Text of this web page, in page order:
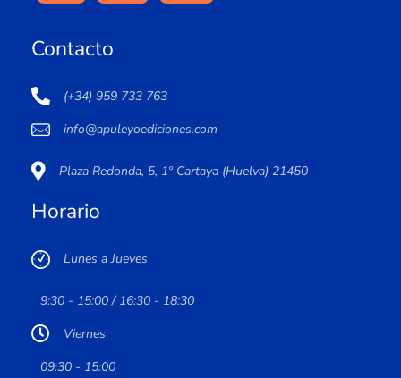
Contacto
(+34) 959 733 763
info@apuleyoediciones.com
Plaza Redonda, 5, 1º Cartaya (Huelva) 21450
Horario
Lunes a Jueves
9:30 - 15:00 / 16:30 - 18:30
Viernes
09:30 - 15:00